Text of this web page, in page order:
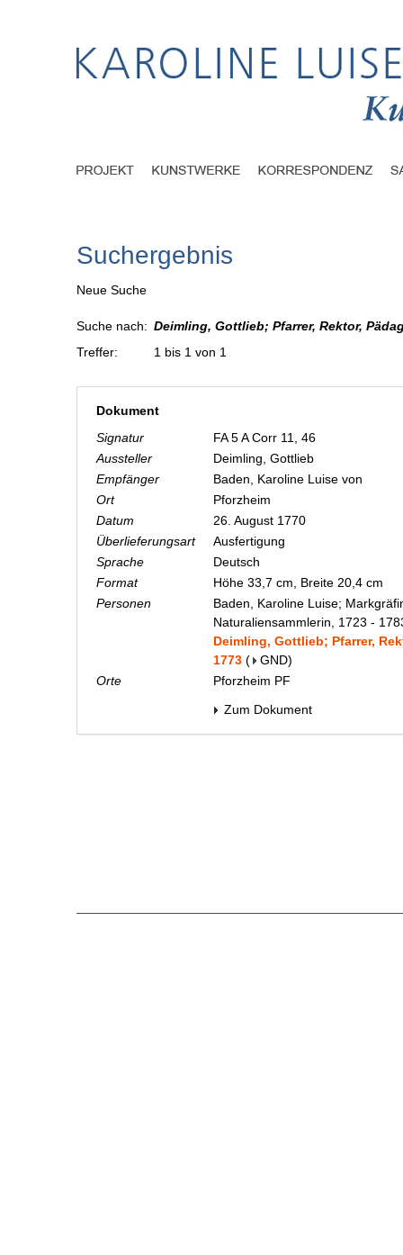
Suchergebnis
Neue Suche
Suche nach: Deimling, Gottlieb; Pfarrer, Rektor,
Treffer:
1 bis 1 von 1
Dokument
Signatur
FA 5 A Corr 11, 46
Aussteller
Deimling, Gottlieb
Empfänger
Baden, Karoline Luise von
Ort
Pforzheim
Datum
26. August 1770
Überlieferungsart
Ausfertigung
Sprache
Deutsch
Format
Höhe 33,7 cm, Breite 20,4 cm
Personen
Baden, Karoline Luise;
Naturaliensammlerin, 1723 -
Deimling, Gottlieb; Pfarrer,
1773 ( GND)
Orte
Pforzheim PF
Zum Dokument